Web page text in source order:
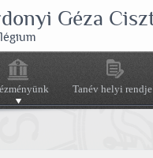
Géza
Tanév helyi rendje